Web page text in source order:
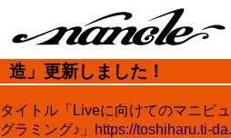
玉置淑晴ブログ「玉置淑晴
造」更新しました！
タイトル「Liveに向けてのマニピ
グラミング♪」
https://toshiharu.ti-